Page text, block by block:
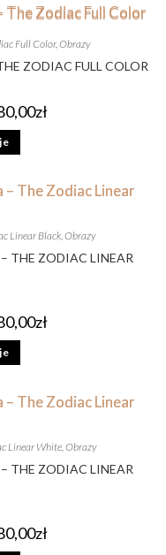
Full Color, Obrazy
ZODIAC FULL COLOR
zł
Linear Black,Obrazy
THE ZODIAC LINEAR
zł
Linear White Obrazy
THE ZODIAC LINEAR
zł